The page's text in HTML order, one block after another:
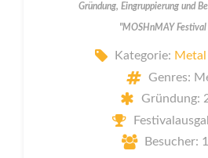
Gründung, Eingruppierung und
"MOSHnMAY
Kategorie: Metal
Genres:
Gründung:
Besucher: